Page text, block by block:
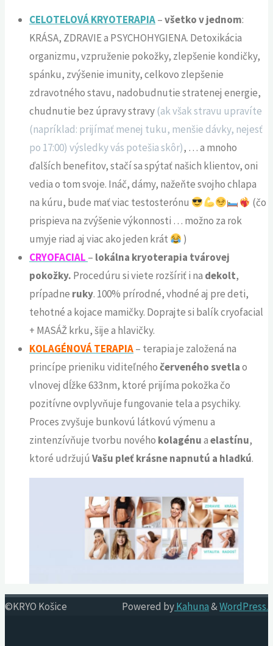
CELOTELOVÁ KRYOTERAPIA–všetko v jednom:
KRÁSA, ZDRAVIE a PSYCHOHYGIENA. Detoxikácia
organizmu, vzpruženie pokožky, zlepšenie kondičky,
spánku, zvýšenie imunity, celkovo zlepšenie
zdravotného stavu, nadobudnutie stratenej energie,
chudnutie bez úpravy stravy (ak však stravu upravíte
(napríklad: prijímať menej tuku, menšie dávky, nejesť
po 17:00) výsledky vás potešia skôr), … a mnoho
ďalších benefitov, stačí sa spýtať našich klientov, oni
vedia o tom svoje. Ináč, dámy, nažeňte svojho chlapa
na kúru, bude mať viac testosterónu
(čo
prispieva na zvýšenie výkonnosti … možno za rok
umyje riad aj viac ako jeden krát
)
CRYOFACIAL – lokálna kryoterapia tvárovej
pokožky. Procedúru si viete rozšíriť i na dekolt,
prípadne ruky. 100% prírodné, vhodné aj pre deti,
tehotné a kojace mamičky. Doprajte si balík cryofacial
+ MASÁŽ krku, šije a hlavičky.
KOLAGÉNOVÁ TERAPIA– terapia je založená na
princípe prieniku viditeľnéhočerveného svetlao
vlnovej dĺžke 633nm, ktoré prijíma pokožka čo
pozitívne ovplyvňuje fungovanie tela a psychiky.
Proces zvyšuje bunkovú látkovú výmenu a
zintenzívňuje tvorbu nového kolagénuaelastínu,
ktoré udržujú Vašu pleť krásne napnutú a hladkú.
Powered byKahuna&WordPress.
©KRYO Košice